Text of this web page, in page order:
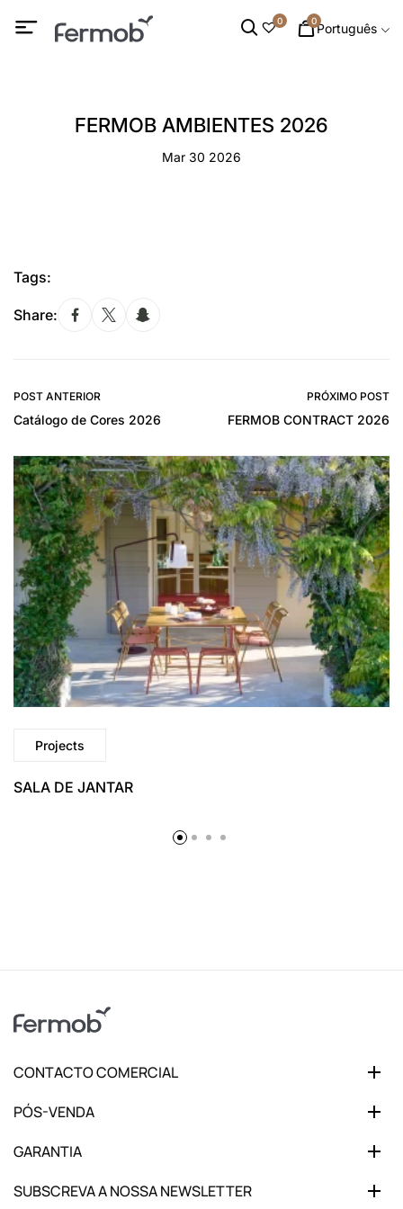
0 0Português
FERMOB AMBIENTES 2026
Mar 30 2026
Tags:
Share:
POST ANTERIOR
Catálogo de Cores 2026
PRÓXIMO POST
FERMOB CONTRACT 2026
Projects
SALA DE JANTAR
CONTACTO COMERCIAL
PÓS-VENDA
GARANTIA
SUBSCREVA A NOSSA NEWSLETTER